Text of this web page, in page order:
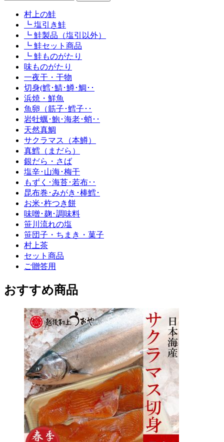
村上の鮭
┗ 塩引き鮭
┗ 鮭製品（塩引以外）
┗ 鮭セット商品
┗ 鮭ものがたり
味ものがたり
一夜干・干物
切身(鱈･鯖･鱒･鯛･･
浜焼・鮮魚
魚卵（筋子･鱈子･･
岩牡蠣･鮑･海老･蛸･･
天然真鯛
サクラマス（本鱒）
真鱈（まだら）
銀だら・さば
塩辛･山海･梅干
もずく･海苔･若布･･
昆布巻･みがき･棒鱈･
お米･杵つき餅
味噌･麹･調味料
笹川流れの塩
笹団子・ちまき・菓子
村上茶
セット商品
ご贈答用
おすすめ商品